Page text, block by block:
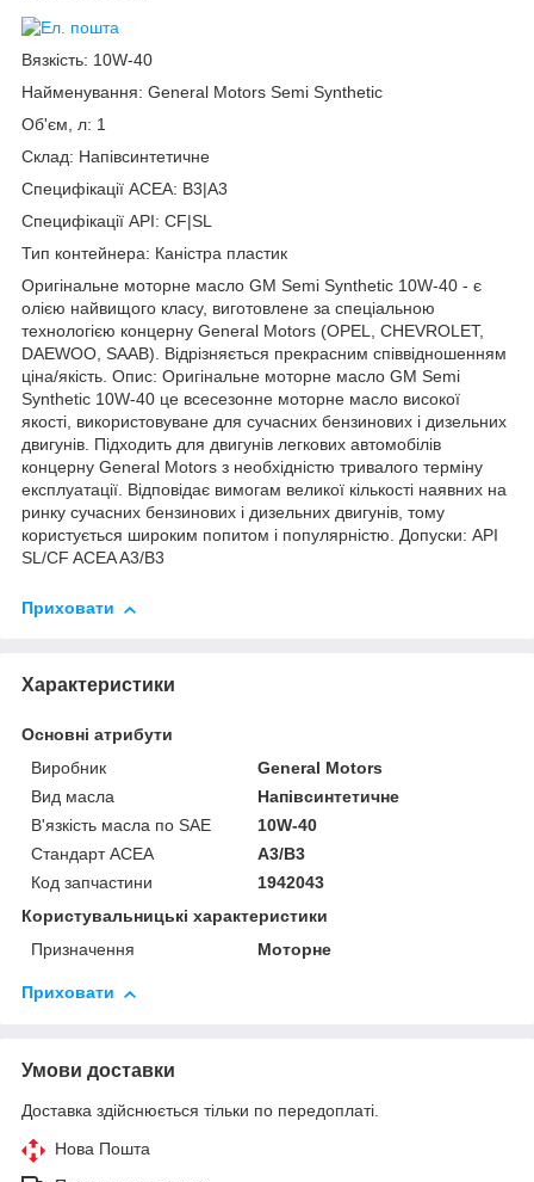
Вязкість: 10W-40
Найменування: General Motors Semi Synthetic
Об'єм, л: 1
Склад: Напівсинтетичне
Специфікації ACEA: B3|A3
Специфікації API: CF|SL
Тип контейнера: Каністра пластик
Оригінальне моторне масло GM Semi Synthetic 10W-40 - є
олією найвищого класу, виготовлене за спеціальною
технологією концерну General Motors (OPEL, CHEVROLET,
DAEWOO, SAAB). Відрізняється прекрасним співвідношенням
ціна/якість. Опис: Оригінальне моторне масло GM Semi
Synthetic 10W-40 це всесезонне моторне масло високої
якості, використовуване для сучасних бензинових і дизельних
двигунів. Підходить для двигунів легкових автомобілів
концерну General Motors з необхідністю тривалого терміну
експлуатації. Відповідає вимогам великої кількості наявних на
ринку сучасних бензинових і дизельних двигунів, тому
користується широким попитом і популярністю. Допуски: API
SL/CF ACEA A3/B3
Приховати
Характеристики
Основні атрибути
Виробник
General Motors
Вид масла
Напівсинтетичне
В'язкість масла по SAE
10W-40
Стандарт ACEA
A3/B3
Код запчастини
1942043
Користувальницькі характеристики
Призначення
Моторне
Приховати
Умови доставки
Доставка здійснюється тільки по передоплаті.
Нова Пошта